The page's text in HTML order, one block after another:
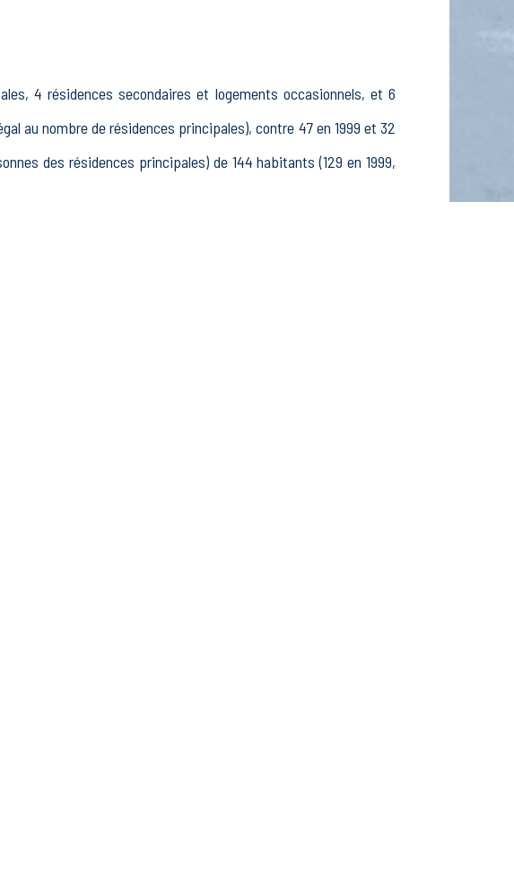
4 résidences secondaires et logements occasionnels, et 6
au nombre de résidences principales), contre 47 en 1999 et 32
des résidences principales) de 144 habitants (129 en 1999,